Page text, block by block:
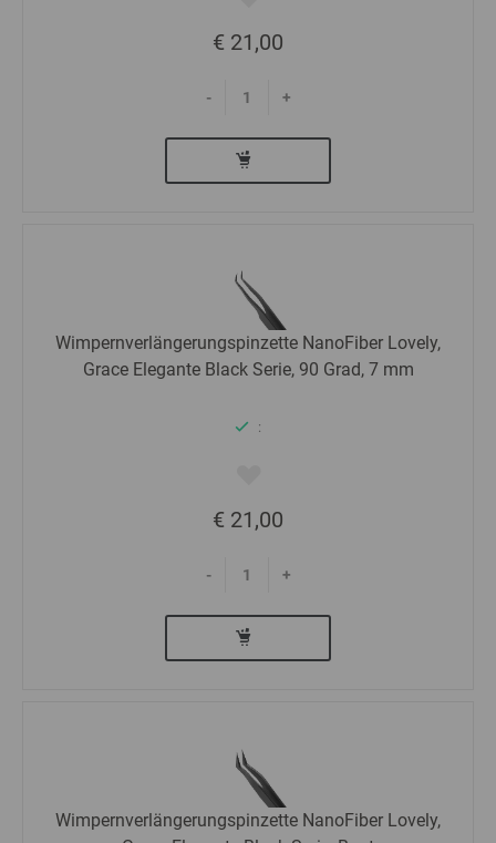
€ 21,00
- +
Wimpernverlängerungspinzette NanoFiber Lovely,
Grace Elegante Black Serie, 90 Grad, 7 mm
:
€ 21,00
- +
Wimpernverlängerungspinzette NanoFiber Lovely,